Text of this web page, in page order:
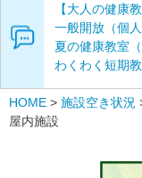
【大人の健康
一般開放（個
夏の健康教室
わくわく短期
HOME > 施設空き状況
屋内施設